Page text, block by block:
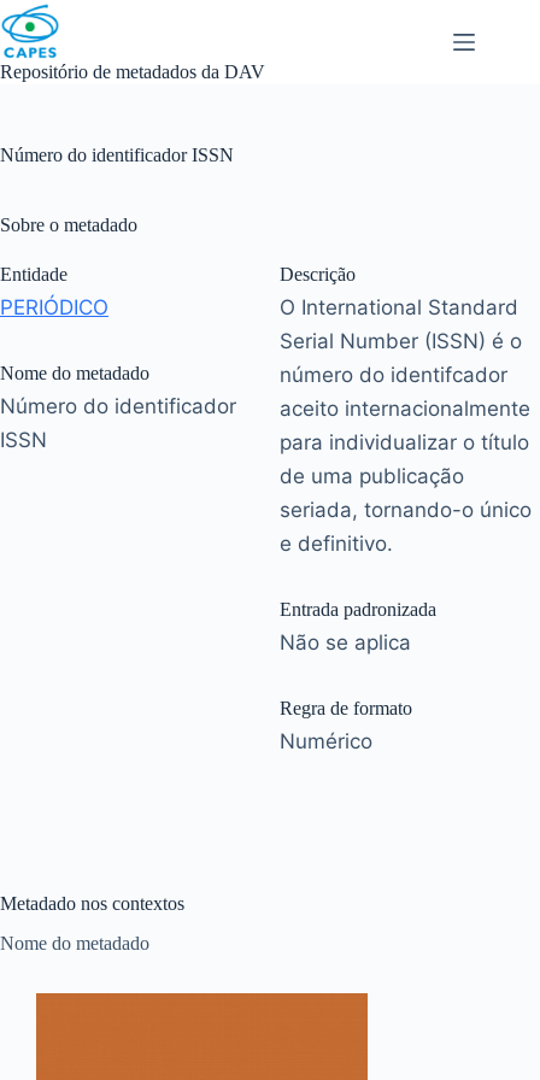
Skip
to
content
Repositório de metadados da DAV
Número do identificador ISSN
Sobre o metadado
Entidade
PERIÓDICO
Nome do metadado
Número do identificador
ISSN
Descrição
O International Standard
Serial Number (ISSN) é o
número do identifcador
aceito internacionalmente
para individualizar o título
de uma publicação
seriada, tornando-o único
e definitivo.
Entrada padronizada
Não se aplica
Regra de formato
Numérico
Metadado nos contextos
Nome do metadado